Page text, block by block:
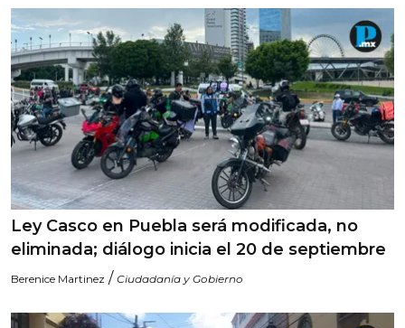
Ley Casco en Puebla será modificada, no
eliminada; diálogo inicia el 20 de septiembre
Berenice Martinez / Ciudadanía y Gobierno